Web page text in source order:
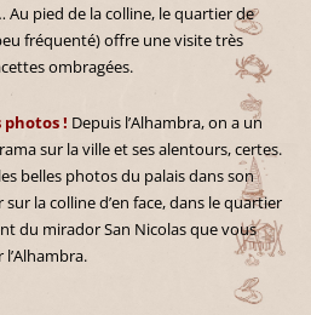
pied de la colline, le quartier de
fréquenté) offre une visite très
ombragées.
photos ! Depuis l’Alhambra, on a un
sur la ville et ses alentours, certes.
belles photos du palais dans son
la colline d’en face, dans le quartier
du mirador San Nicolas que vous